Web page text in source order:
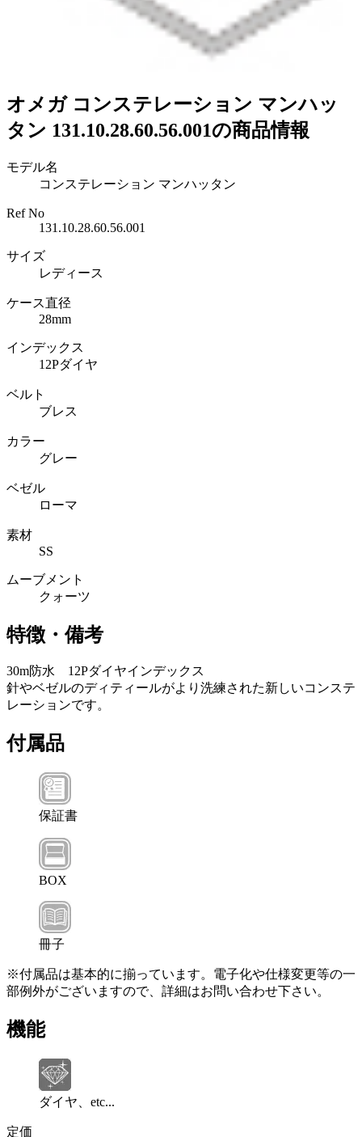
オメガ コンステレーション マンハッ
タン 131.10.28.60.56.001の商品情報
モデル名
コンステレーション マンハッタン
Ref No
131.10.28.60.56.001
サイズ
レディース
ケース直径
28mm
インデックス
12Pダイヤ
ベルト
ブレス
カラー
グレー
ベゼル
ローマ
素材
SS
ムーブメント
クォーツ
特徴・備考
30m防水 12Pダイヤインデックス
針やベゼルのディティールがより洗練された新しいコンステ
レーションです。
付属品
保証書
BOX
冊子
※付属品は基本的に揃っています。電子化や仕様変更等の一
部例外がございますので、詳細はお問い合わせ下さい。
機能
ダイヤ、etc...
定価